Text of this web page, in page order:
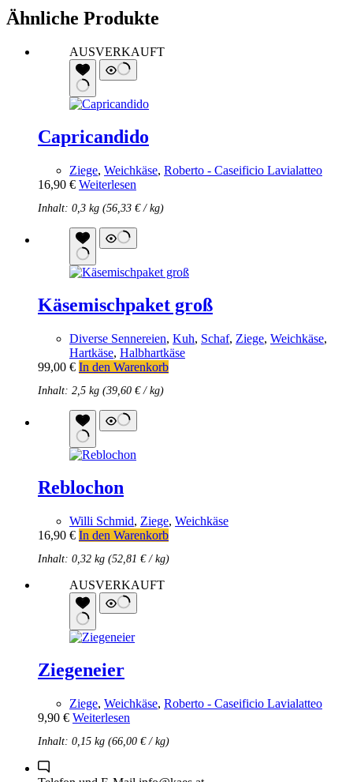
Ähnliche Produkte
AUSVERKAUFT
Capricandido
Ziege, Weichkäse, Roberto - Caseificio Lavialatteo
16,90 € Weiterlesen
Inhalt: 0,3 kg (56,33 €/kg)
Käsemischpaket groß
Diverse Sennereien, Kuh, Schaf, Ziege, Weichkäse,
Hartkäse, Halbhartkäse
99,00 € In den Warenkorb
Inhalt: 2,5 kg (39,60 €/kg)
Reblochon
Willi Schmid, Ziege, Weichkäse
16,90 € In den Warenkorb
Inhalt: 0,32 kg (52,81 €/kg)
AUSVERKAUFT
Ziegeneier
Ziege, Weichkäse, Roberto - Caseificio Lavialatteo
9,90 € Weiterlesen
Inhalt: 0,15 kg (66,00 €/kg)